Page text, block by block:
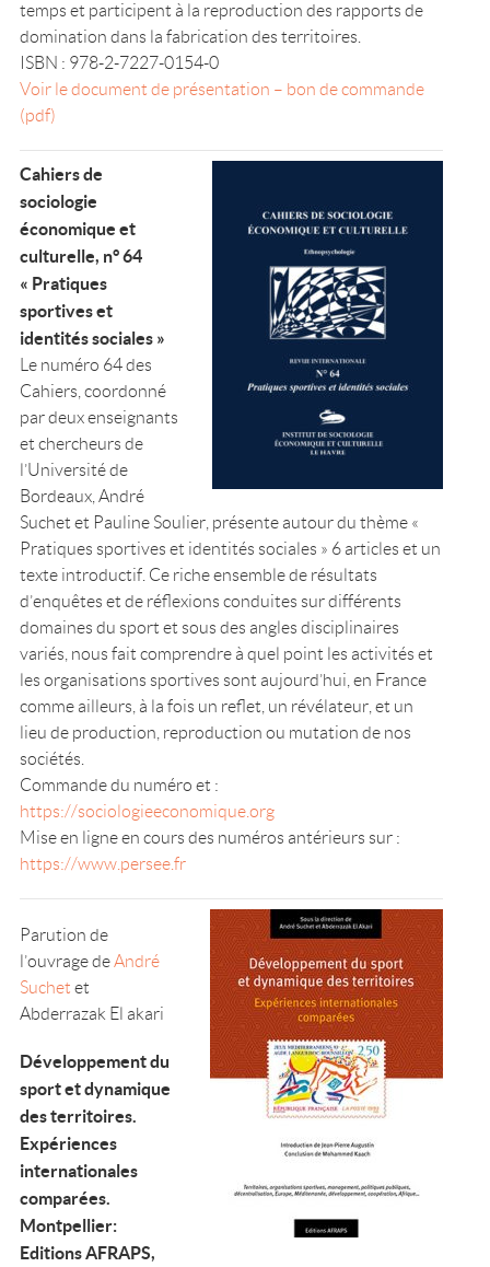
temps et participent à la reproduction des rapports de
domination dans la fabrication des territoires.
ISBN : 978-2-7227-0154-0
Voir le document de présentation – bon de commande
(pdf)
Cahiers de
sociologie
économique et
culturelle, n° 64
« Pratiques
sportives et
identités sociales »
Le numéro 64 des
Cahiers, coordonné
par deux enseignants
et chercheurs de
l’Université de
Bordeaux, André
Suchet et Pauline Soulier, présente autour du thème «
Pratiques sportives et identités sociales » 6 articles et un
texte introductif. Ce riche ensemble de résultats
d’enquêtes et de réflexions conduites sur différents
domaines du sport et sous des angles disciplinaires
variés, nous fait comprendre à quel point les activités et
les organisations sportives sont aujourd’hui, en France
comme ailleurs, à la fois un reflet, un révélateur, et un
lieu de production, reproduction ou mutation de nos
sociétés.
Commande du numéro et :
https://sociologieeconomique.org
Mise en ligne en cours des numéros antérieurs sur :
https://www.persee.fr
Parution de
l’ouvrage deAndré
Suchet et
Abderrazak El akari
Développement du
sport et dynamique
des territoires.
Expériences
internationales
comparées.
Montpellier:
Editions AFRAPS,